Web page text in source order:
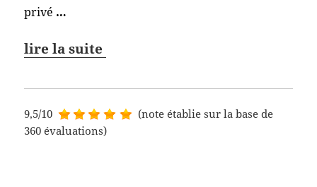
privé …
lire la suite
9,5/10
(note établie sur la base de
360 évaluations)